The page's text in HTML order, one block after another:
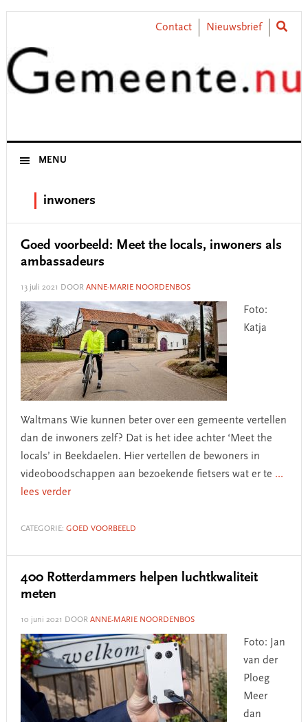
Skip
primary
navigation
Skip
content
Skip
primary
sidebar
Skip
footer
Contact Nieuwsbrief
MENU
inwoners
Goed voorbeeld: Meet the locals, inwoners als
ambassadeurs
13 juli 2021 DOOR ANNE-MARIE NOORDENBOS
Foto:
Katja
Waltmans Wie kunnen beter over een gemeente vertellen
dan de inwoners zelf? Dat is het idee achter ‘Meet the
locals’ in Beekdaelen. Hier vertellen de bewoners in
videoboodschappen aan bezoekende fietsers wat er te ...
lees verder
CATEGORIE: GOED VOORBEELD
400 Rotterdammers helpen luchtkwaliteit
meten
10 juni 2021 DOOR ANNE-MARIE NOORDENBOS
Foto: Jan
van der
Ploeg
Meer
dan